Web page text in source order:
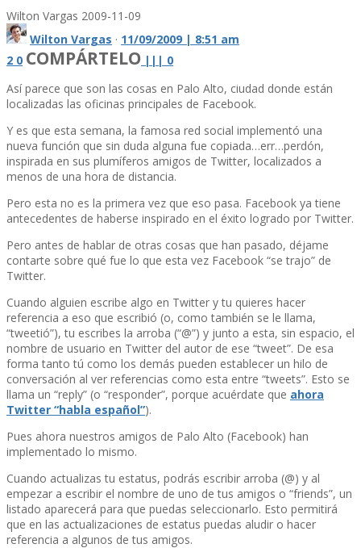
Wilton Vargas 2009-11-09
Wilton Vargas · 11/09/2009 | 8:51 am
2 0 COMPÁRTELO | | | 0
Así­ parece que son las cosas en Palo Alto, ciudad donde están
localizadas las oficinas principales de Facebook.
Y es que esta semana, la famosa red social implementó una
nueva función que sin duda alguna fue copiada…err…perdón,
inspirada en sus plumí­feros amigos de Twitter, localizados a
menos de una hora de distancia.
Pero esta no es la primera vez que eso pasa. Facebook ya tiene
antecedentes de haberse inspirado en el éxito logrado por Twitter.
Pero antes de hablar de otras cosas que han pasado, déjame
contarte sobre qué fue lo que esta vez Facebook “se trajo” de
Twitter.
Cuando alguien escribe algo en Twitter y tu quieres hacer
referencia a eso que escribió (o, como también se le llama,
“tweetió”), tu escribes la arroba (“@”) y junto a esta, sin espacio, el
nombre de usuario en Twitter del autor de ese “tweet”. De esa
forma tanto tú como los demás pueden establecer un hilo de
conversación al ver referencias como esta entre “tweets”. Esto se
llama un “reply” (o “responder”, porque acuérdate que ahora
Twitter “habla español”).
Pues ahora nuestros amigos de Palo Alto (Facebook) han
implementado lo mismo.
Cuando actualizas tu estatus, podrás escribir arroba (@) y al
empezar a escribir el nombre de uno de tus amigos o “friends”, un
listado aparecerá para que puedas seleccionarlo. Esto permitirá
que en las actualizaciones de estatus puedas aludir o hacer
referencia a algunos de tus amigos.